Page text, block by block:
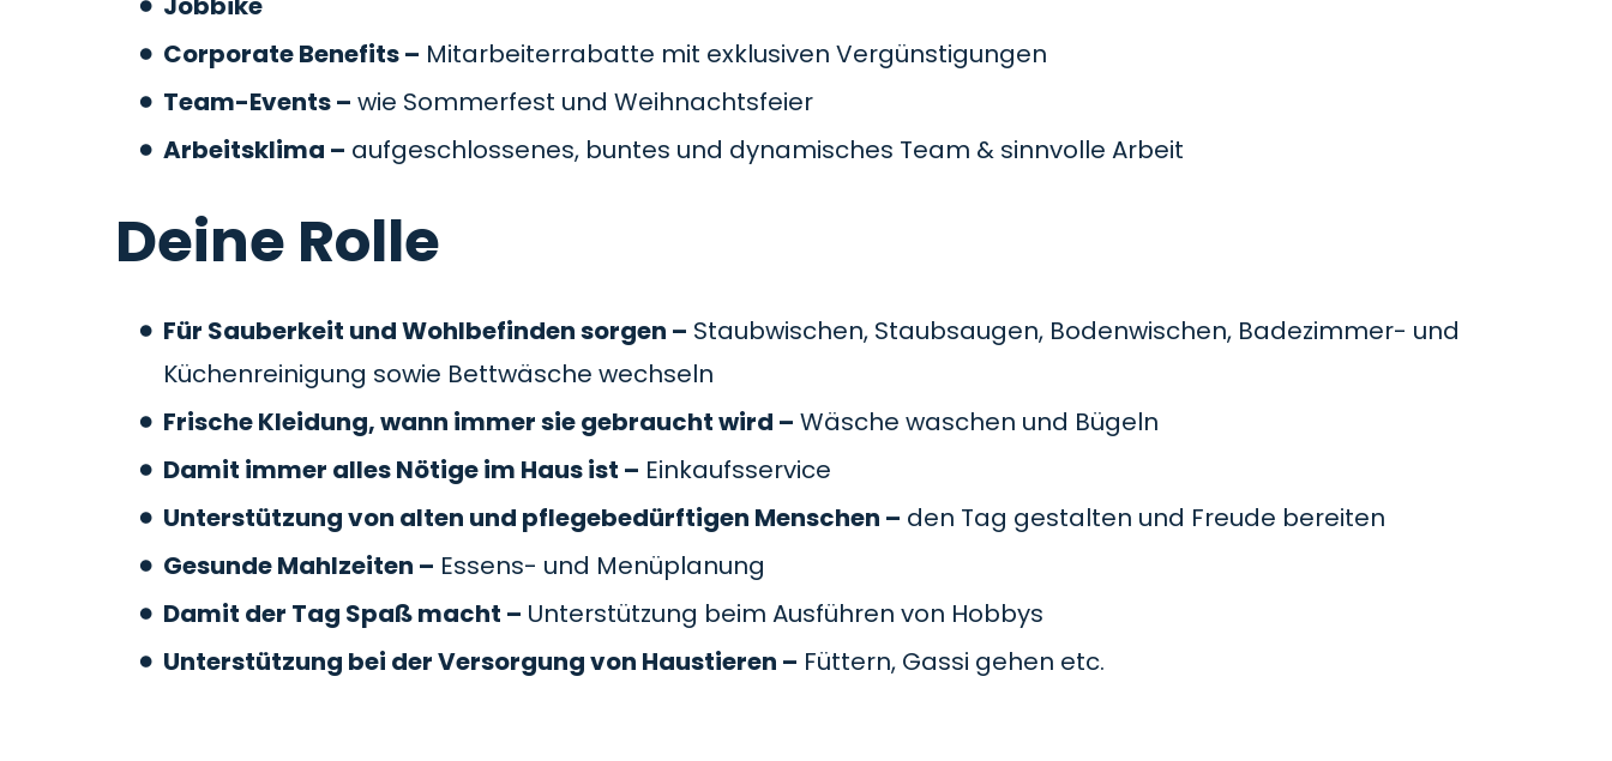
Corporate Benefits – Mitarbeiterrabatte mit exklusiven Vergünstigungen
Team-Events – wie Sommerfest und Weihnachtsfeier
Arbeitsklima – aufgeschlossenes, buntes und dynamisches Team & sinnvolle Arbeit
Deine Rolle
Für Sauberkeit und Wohlbefinden sorgen – Staubwischen, Staubsaugen, Bodenwischen, Badezimmer- und
Küchenreinigung sowie Bettwäsche wechseln
Frische Kleidung, wann immer sie gebraucht wird – Wäsche waschen und Bügeln
Damit immer alles Nötige im Haus ist – Einkaufsservice
Unterstützung von alten und pflegebedürftigen Menschen – den Tag gestalten und Freude bereiten
Gesunde Mahlzeiten – Essens- und Menüplanung
Damit der Tag Spaß macht – Unterstützung beim Ausführen von Hobbys
Unterstützung bei der Versorgung von Haustieren – Füttern, Gassi gehen etc.